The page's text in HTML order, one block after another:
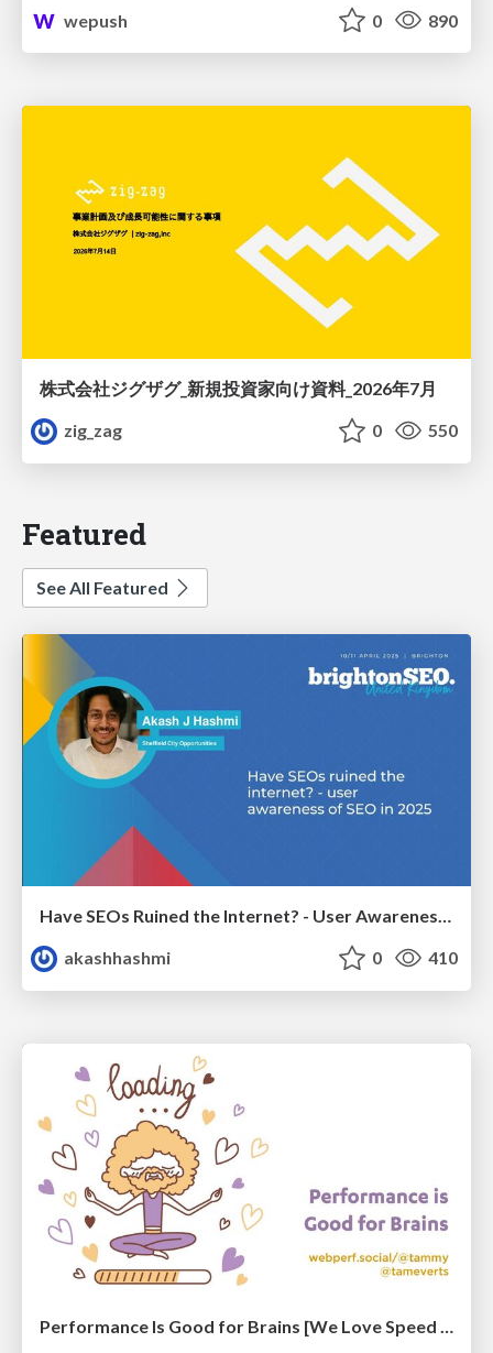
wepush
0 890
株式会社ジグザグ_新規投資家向け資料_2026年7月
zig_zag
0 550
Featured
See All Featured
Have SEOs Ruined the Internet? - User Awareness of SEO in 2025
akashhashmi
0 410